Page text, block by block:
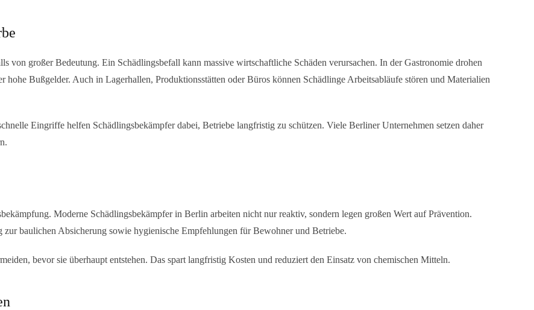
von großer Bedeutung. Ein Schädlingsbefall kann massive wirtschaftliche Schäden verursachen. In der Gastronomie drohen
hohe Bußgelder. Auch in Lagerhallen, Produktionsstätten oder Büros können Schädlinge Arbeitsabläufe stören und Materialien
Eingriffe helfen Schädlingsbekämpfer dabei, Betriebe langfristig zu schützen. Viele Berliner Unternehmen setzen daher
Moderne Schädlingsbekämpfer in Berlin arbeiten nicht nur reaktiv, sondern legen großen Wert auf Prävention.
baulichen Absicherung sowie hygienische Empfehlungen für Bewohner und Betriebe.
bevor sie überhaupt entstehen. Das spart langfristig Kosten und reduziert den Einsatz von chemischen Mitteln.